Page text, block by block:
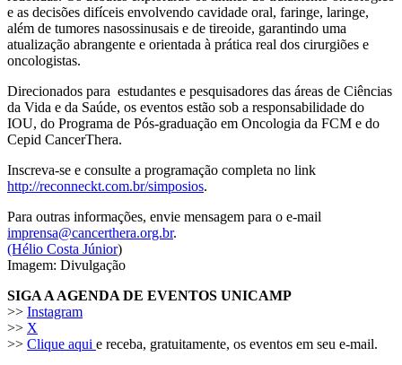
e as decisões difíceis envolvendo cavidade oral, faringe, laringe,
além de tumores nasossinusais e de tireoide, garantindo uma
atualização abrangente e orientada à prática real dos cirurgiões e
oncologistas.
Direcionados para estudantes e pesquisadores das áreas de Ciências
da Vida e da Saúde, os eventos estão sob a responsabilidade do
IOU, do Programa de Pós-graduação em Oncologia da FCM e do
Cepid CancerThera.
Inscreva-se e consulte a programação completa no link
http://reconneckt.com.br/simposios.
Para outras informações, envie mensagem para o e-mail
imprensa@cancerthera.org.br.
(Hélio Costa Júnior)
Imagem: Divulgação
SIGA A AGENDA DE EVENTOS UNICAMP
>> Instagram
>> X
>> Clique aqui e receba, gratuitamente, os eventos em seu e-mail.